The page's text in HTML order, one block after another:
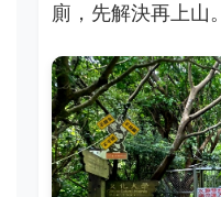
廁，先解決再上山。